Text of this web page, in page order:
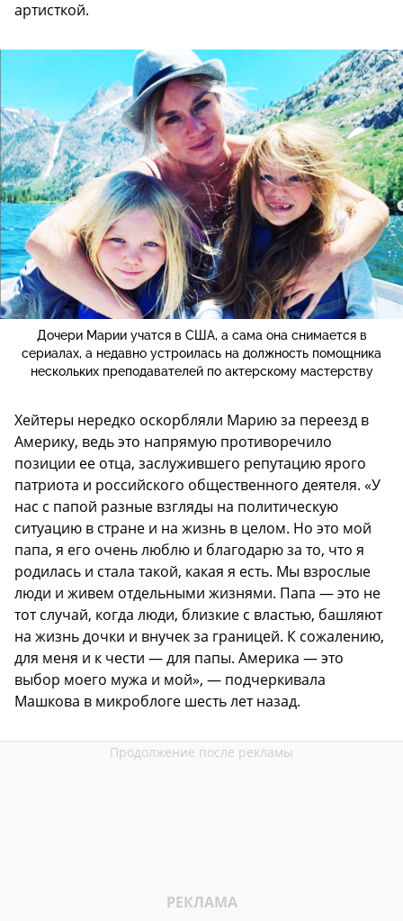
артисткой.
Дочери Марии учатся в США, а сама она снимается в
сериалах, а недавно устроилась на должность помощника
нескольких преподавателей по актерскому мастерству
Хейтеры нередко оскорбляли Марию за переезд в
Америку, ведь это напрямую противоречило
позиции ее отца, заслужившего репутацию ярого
патриота и российского общественного деятеля. «У
нас с папой разные взгляды на политическую
ситуацию в стране и на жизнь в целом. Но это мой
папа, я его очень люблю и благодарю за то, что я
родилась и стала такой, какая я есть. Мы взрослые
люди и живем отдельными жизнями. Папа — это не
тот случай, когда люди, близкие с властью, башляют
на жизнь дочки и внучек за границей. К сожалению,
для меня и к чести — для папы. Америка — это
выбор моего мужа и мой», — подчеркивала
Машкова в микроблоге шесть лет назад.